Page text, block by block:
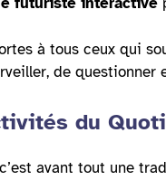
à tous ceux qui
de questionner
du
c’est avant tout une